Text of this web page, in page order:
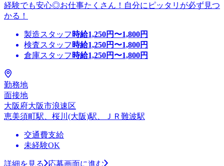
経験でも安心◎お仕事たくさん！自分にピッタリが必ず見つ
かる！
製造スタッフ 時給1,250円〜1,800円
検査スタッフ 時給1,250円〜1,800円
倉庫スタッフ 時給1,250円〜1,800円
勤務地
面接地
大阪府大阪市浪速区
恵美須町駅、桜川(大阪)駅、ＪＲ難波駅
交通費支給
未経験OK
詳細を見る
応募画面に進む